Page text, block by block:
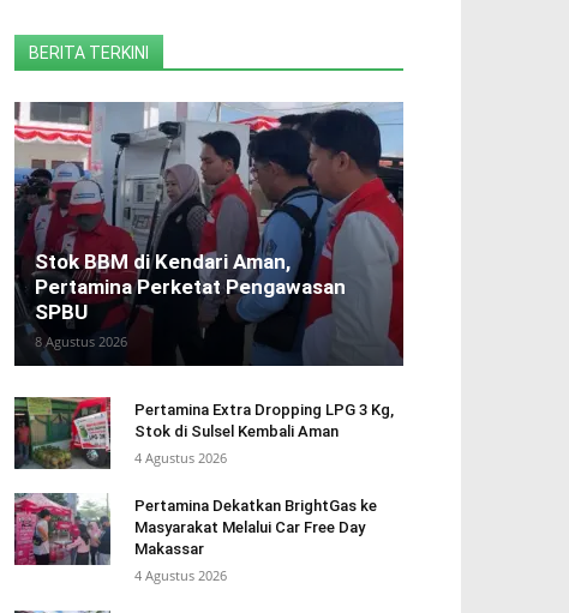
BERITA TERKINI
Stok BBM di Kendari Aman,
Pertamina Perketat Pengawasan
SPBU
8 Agustus 2026
Pertamina Extra Dropping LPG 3 Kg,
Stok di Sulsel Kembali Aman
4 Agustus 2026
Pertamina Dekatkan BrightGas ke
Masyarakat Melalui Car Free Day
Makassar
4 Agustus 2026